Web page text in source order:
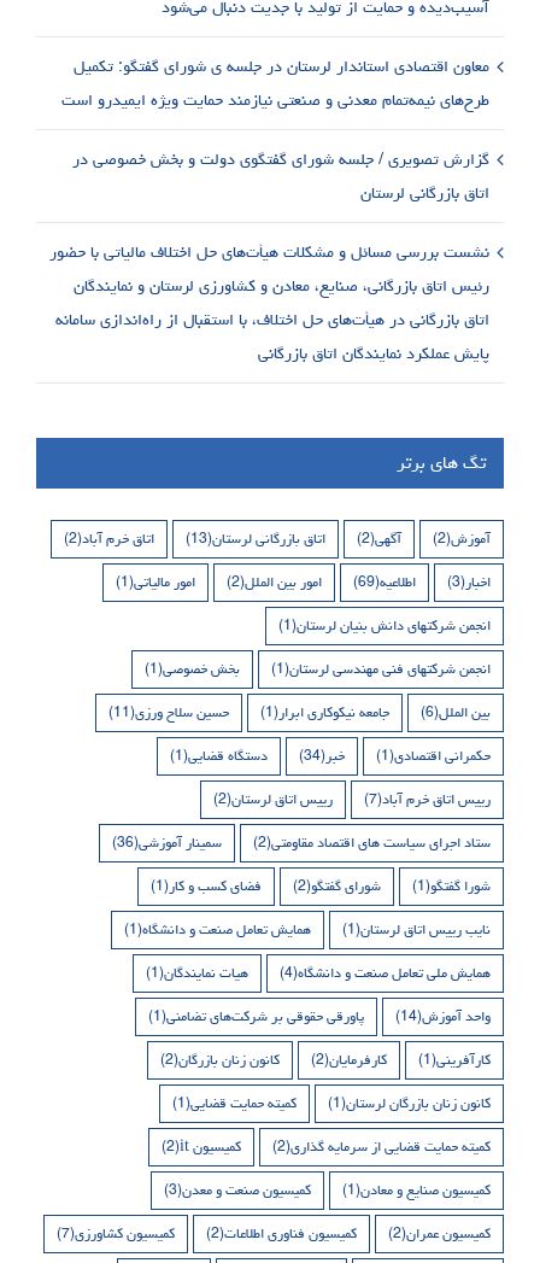
آسیب‌دیده و حمایت از تولید با جدیت دنبال می‌شود
معاون اقتصادی استاندار لرستان در جلسه ی شورای گفتگو: تکمیل
طرح‌های نیمه‌تمام معدنی و صنعتی نیازمند حمایت ویژه ایمیدرو است
گزارش تصویری / جلسه شورای گفتگوی دولت و بخش خصوصی در
اتاق بازرگانی لرستان
نشست بررسی مسائل و مشکلات هیأت‌های حل اختلاف مالیاتی با حضور
رئیس اتاق بازرگانی، صنایع، معادن و کشاورزی لرستان و نمایندگان
اتاق بازرگانی در هیأت‌های حل اختلاف، با استقبال از راه‌اندازی سامانه
پایش عملکرد نمایندگان اتاق بازرگانی
تگ های برتر
آموزش(2) آگهی(2) اتاق بازرگانی لرستان(13) اتاق خرم آباد(2)
اخبار(3) اطلاعیه(69) امور بین الملل(2) امور مالیاتی(1)
انجمن شرکتهای دانش بنیان لرستان(1)
انجمن شرکتهای فنی مهندسی لرستان(1) بخش خصوصی(1)
بین الملل(6) جامعه نیکوکاری ابرار(1) حسین سلاح ورزی(11)
حکمرانی اقتصادی(1) خبر(34) دستگاه قضایی(1)
رییس اتاق خرم آباد(7) رییس اتاق لرستان(2)
ستاد اجرای سیاست های اقتصاد مقاومتی(2) سمینار آموزشی(36)
شورا گفتگو(1) شورای گفتگو(2) فضای کسب و کار(1)
نایب رییس اتاق لرستان(1) همایش تعامل صنعت و دانشگاه(1)
همایش ملی تعامل صنعت و دانشگاه(4) هیات نمایندگان(1)
واحد آموزش(14) پاورقی حقوقی بر شرکت‌های تضامنی(1)
کارآفرینی(1) کارفرمایان(2) کانون زنان بازرگان(2)
کانون زنان بازرگان لرستان(1) کمیته حمایت قضایی(1)
کمیته حمایت قضایی از سرمایه گذاری(2) کمیسیون it (2)
کمیسیون صنایع و معادن(1) کمیسیون صنعت و معدن(3)
کمیسیون عمران(2) کمیسیون فناوری اطلاعات(2) کمیسیون کشاورزی(7)